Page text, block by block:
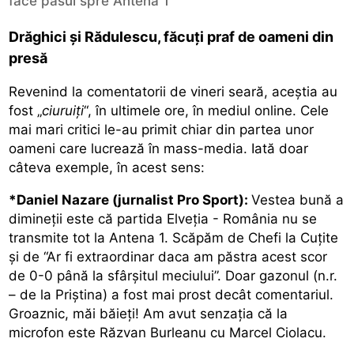
Drăghici și Rădulescu, făcuți praf de oameni din
presă
Revenind la comentatorii de vineri seară, aceștia au
fost „ciuruiți“, în ultimele ore, în mediul online. Cele
mai mari critici le-au primit chiar din partea unor
oameni care lucrează în mass-media. Iată doar
câteva exemple, în acest sens:
*Daniel Nazare (jurnalist Pro Sport):Vestea bună a
dimineții este că partida Elveția - România nu se
transmite tot la Antena 1. Scăpăm de Chefi la Cuțite
și de “Ar fi extraordinar daca am păstra acest scor
de 0-0 până la sfârșitul meciului”. Doar gazonul (n.r.
– de la Priștina) a fost mai prost decât comentariul.
Groaznic, măi băieți! Am avut senzația că la
microfon este Răzvan Burleanu cu Marcel Ciolacu.